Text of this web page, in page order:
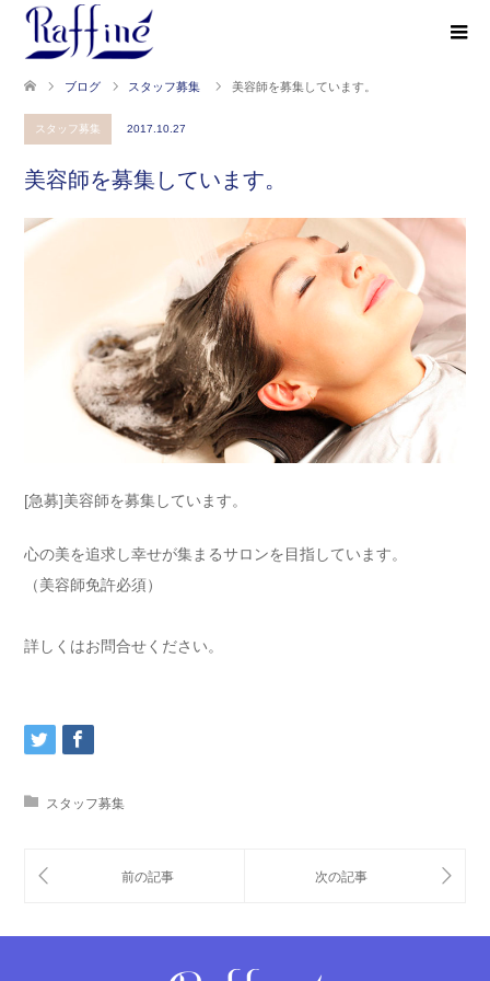
ブログ スタッフ募集 美容師を募集しています。
スタッフ募集 2017.10.27
美容師を募集しています。
[急募]美容師を募集しています。
心の美を追求し幸せが集まるサロンを目指しています。
（美容師免許必須）
詳しくはお問合せください。
スタッフ募集